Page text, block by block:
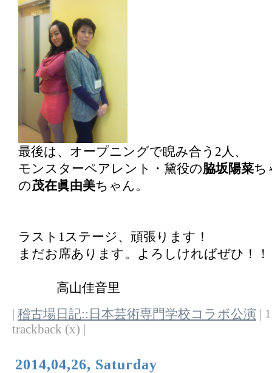
最後は、オープニングで睨み合う2人、
モンスターペアレント・黛役の脇坂陽菜ち
の茂在眞由美ちゃん。
ラスト1ステージ、頑張ります！
まだお席あります。よろしければぜひ！！
高山佳音里
稽古場日記::日本芸術専門学校コラボ公演 |
trackback (x) |
2014,04,26, Saturday